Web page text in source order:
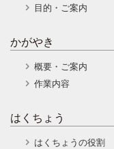
目的・ご案内
かがやき
概要・ご案内
作業内容
はくちょう
はくちょうの役割